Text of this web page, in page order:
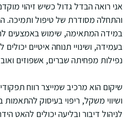
אני רואה הבדל גדול כשיש זיהוי
והתחלה מסודרת של טיפול ותמיכה.
במידה המתאימה, שימוש באמצעים
בעמידה, ושינויי תנוחה איטיים
נפילות מפחיתה שברים, אשפוזים
שיקום הוא מרכיב שמייצר רווח
ושיווי משקל, ריפוי בעיסוק להתאמות
לניהול דיבור ובליעה יכולים להאט